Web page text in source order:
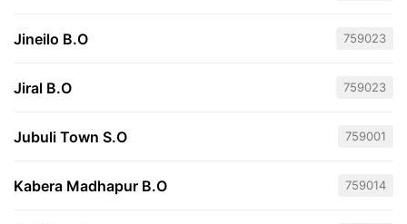
Jineilo B.O 759023
Jiral B.O 759023
Jubuli Town S.O 759001
Kabera Madhapur B.O 759014